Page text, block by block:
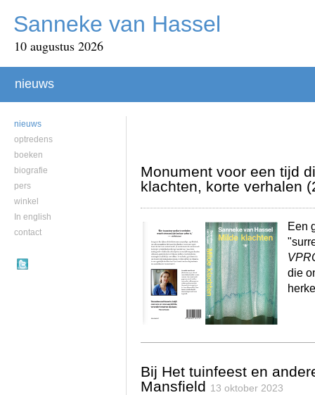
Sanneke van Hassel
10 augustus 2026
nieuws
nieuws
optredens
boeken
biografie
pers
winkel
In english
contact
Monument voor een tijd
klachten, korte verhalen
Een
die
Bij Het tuinfeest en
Mansfield 13 oktober 2023